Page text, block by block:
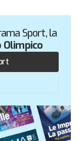
Sport, la
Olimpico